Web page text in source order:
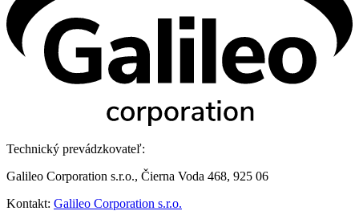
Technický prevádzkovateľ:
Galileo Corporation s.r.o., Čierna Voda 468, 925 06
Kontakt: Galileo Corporation s.r.o.